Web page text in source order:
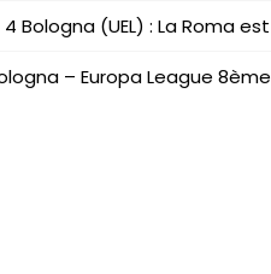
Bologna (UEL) : La Roma
– Europa League